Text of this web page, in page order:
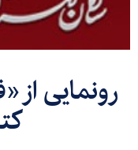
رونمایی